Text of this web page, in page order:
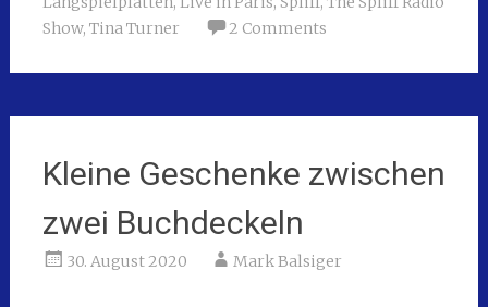
Show, Tina Turner 2 Comments
Kleine Geschenke zwischen
zwei Buchdeckeln
30. August 2020 Mark Balsiger